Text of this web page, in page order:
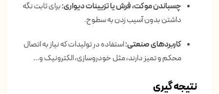
چسباندن موکت، فرش یا تزیینات دیواری:برای ثابت نگه
داشتن بدون آسیب زدن به سطوح.
کاربردهای صنعتی:استفاده در تولیدات که نیاز به اتصال
محکم و تمیز دارند، مثل خودروسازی، الکترونیک و…
نتیجه گیری